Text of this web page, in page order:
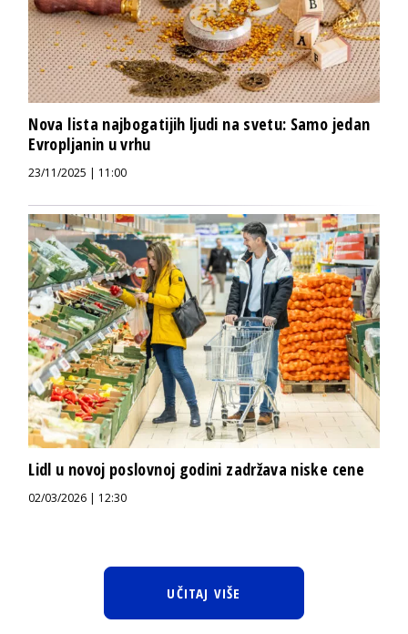
Nova lista najbogatijih ljudi na svetu: Samo jedan
Evropljanin u vrhu
23/11/2025 | 11:00
Lidl u novoj poslovnoj godini zadržava niske cene
02/03/2026 | 12:30
UČITAJ VIŠE